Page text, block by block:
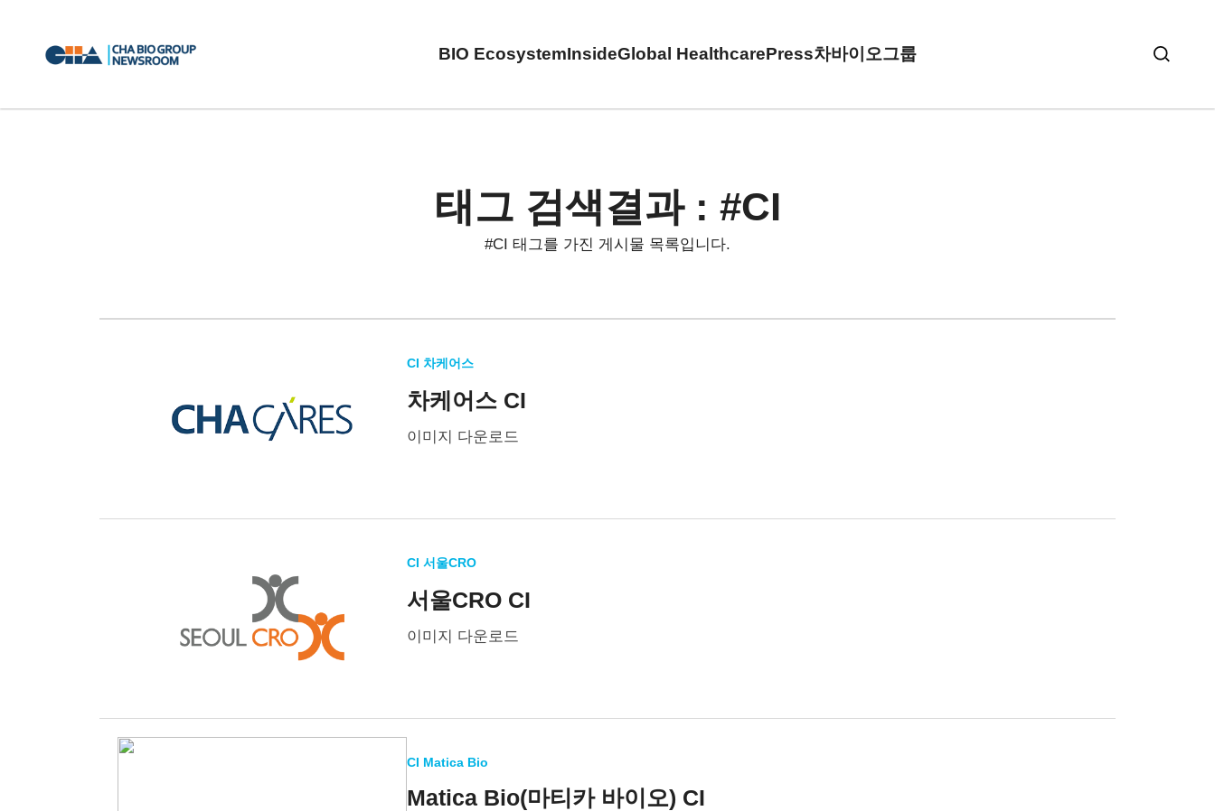
BIO EcosystemInsideGlobal HealthcarePress차바이오그룹
태그 검색결과 : #CI
#CI 태그를 가진 게시물 목록입니다.
CI 차케어스
차케어스 CI
이미지 다운로드
CI 서울CRO
서울CRO CI
이미지 다운로드
CI Matica Bio
Matica Bio(마티카 바이오) CI